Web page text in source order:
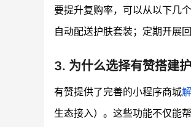
要提升复购率，可以从以下几
自动配送护肤套装；定期开展
3. 为什么选择有赞搭建
有赞提供了完善的小程序商城
生态接入）。这些功能不仅能